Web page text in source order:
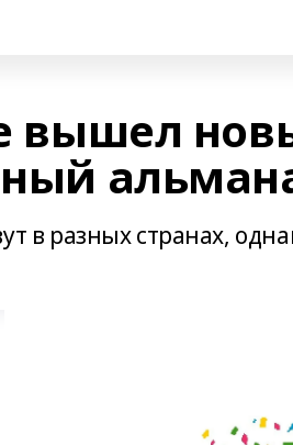
вышел
в разных странах,